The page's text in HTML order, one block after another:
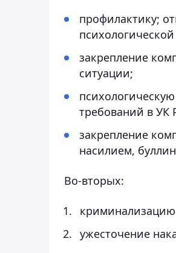
профилактику;
закрепление
ситуации;
требований в УК
закрепление
насилием,
Во-вторых:
ужесточение